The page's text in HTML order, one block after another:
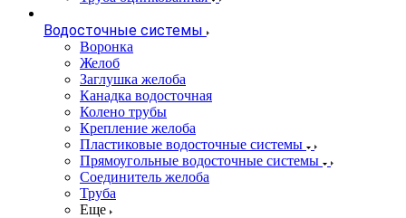
Водосточные системы
Воронка
Желоб
Заглушка желоба
Канадка водосточная
Колено трубы
Крепление желоба
Пластиковые водосточные системы
Прямоугольные водосточные системы
Соединитель желоба
Труба
Еще